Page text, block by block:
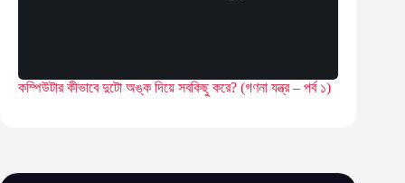
কম্পিউটার কীভাবে দুটো অঙ্ক দিয়ে সবকিছু করে? (গণনা যন্ত্র – পর্ব ১)